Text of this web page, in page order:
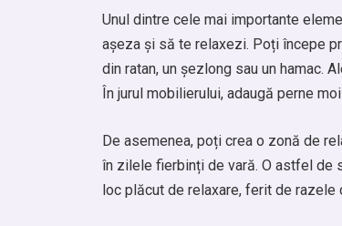
Unul dintre cele mai importante
așeza și să te relaxezi. Poți începe
din ratan, un șezlong sau un hamac.
În jurul mobilierului, adaugă perne
De asemenea, poți crea o zonă de
în zilele fierbinți de vară. O astfel de
loc plăcut de relaxare, ferit de razele